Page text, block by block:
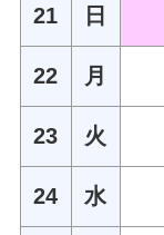
21 日
22 月
23 火
24 水